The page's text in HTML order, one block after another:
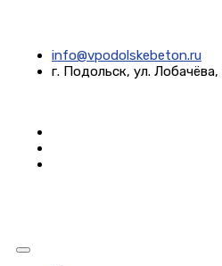
info@vpodolskebeton.ru
г. Подольск, ул. Лобачёва,